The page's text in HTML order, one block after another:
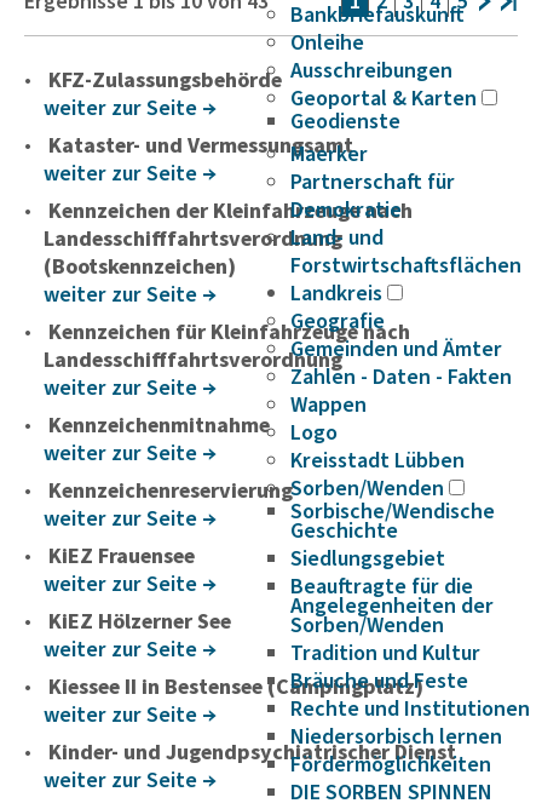
Bankbriefauskunft
Onleihe
Ausschreibungen
Geoportal & Karten
Geodienste
Maerker
Partnerschaft für
Demokratie
Land- und
Forstwirtschaftsflächen
Landkreis
Geografie
Gemeinden und Ämter
Zahlen - Daten - Fakten
Wappen
Logo
Kreisstadt Lübben
Sorben/Wenden
Sorbische/Wendische
Geschichte
Siedlungsgebiet
Beauftragte für die
Angelegenheiten der
Sorben/Wenden
Tradition und Kultur
Bräuche und Feste
Rechte und Institutionen
Niedersorbisch lernen
Fördermöglichkeiten
DIE SORBEN SPINNEN
KFZ-Zulassungsbehörde
weiter zur Seite
Kataster- und Vermessungsamt
weiter zur Seite
Kennzeichen der Kleinfahrzeuge nach
Landesschifffahrtsverordnung
(Bootskennzeichen)
weiter zur Seite
Kennzeichen für Kleinfahrzeuge nach
Landesschifffahrtsverordnung
weiter zur Seite
Kennzeichenmitnahme
weiter zur Seite
Kennzeichenreservierung
weiter zur Seite
KiEZ Frauensee
weiter zur Seite
KiEZ Hölzerner See
weiter zur Seite
Kiessee II in Bestensee (Campingplatz)
weiter zur Seite
Kinder- und Jugendpsychiatrischer Dienst
weiter zur Seite